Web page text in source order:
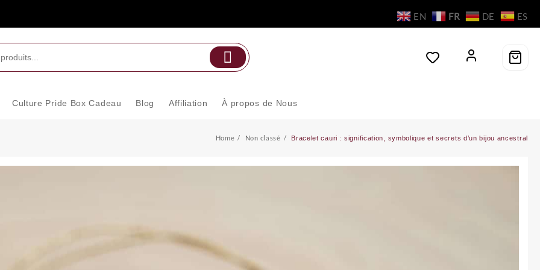
Culture Pride Box Cadeau Blog Affiliation À propos de Nous
Home Non classé Bracelet cauri : signification, symbolique et secrets d’un bijou ancestral
EN FR DE ES